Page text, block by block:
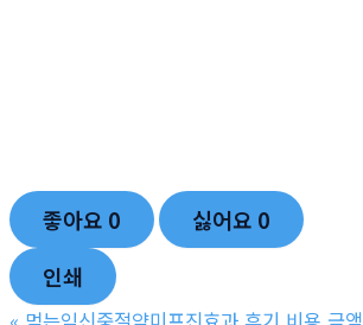
좋아요 0 싫어요 0
인쇄